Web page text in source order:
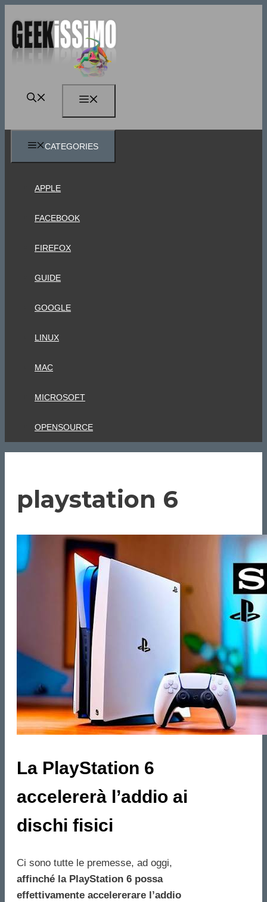
contenuto
CATEGORIES
APPLE
FACEBOOK
FIREFOX
GUIDE
GOOGLE
LINUX
MAC
MICROSOFT
OPENSOURCE
playstation 6
La PlayStation 6
accelererà l’addio ai
dischi fisici
Ci sono tutte le premesse, ad oggi,
affinché la PlayStation 6 possa
effettivamente accelererare l’addio